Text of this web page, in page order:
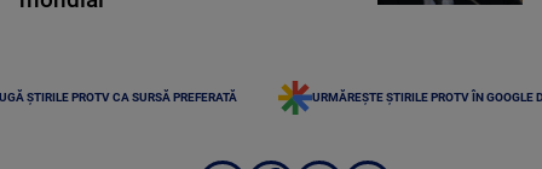
ȘTIRILE PROTV CA SURSĂ PREFERATĂ URMĂREȘTE ȘTIRILE PROTV ÎN GOOGLE